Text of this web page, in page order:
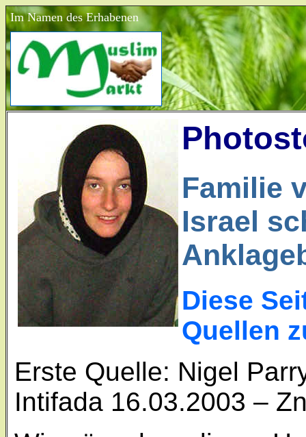
Im Namen des Erhabenen
Familie
Israel
Diese
Quellen
Erste Quelle: Nigel
Intifada 16.03.2003 –